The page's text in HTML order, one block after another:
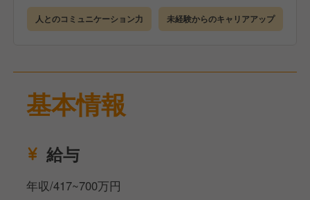
企業や店舗について理解を深めていただきます。
●店舗研修（3カ月）
ビジネスマナーも身につくので未経験でも安心です。
●キャリアアップ
長を目指すことが可能です
人とのコミュニケーション力 未経験からのキャリアアップ
基本情報
給与
年収/417~700万円